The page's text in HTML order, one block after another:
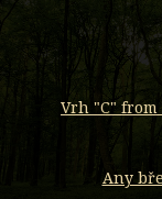
Vrh "C" from
Any